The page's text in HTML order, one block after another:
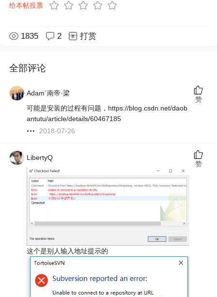
给本帖投票
1835 2 打赏
全部评论
Adam`南帝·梁
可能是安装的过程有问题，https://blog.csdn.net/daob
antutu/article/details/60467185
2018-07-26
赞
LibertyQ
这个是别人输入地址提示的
赞